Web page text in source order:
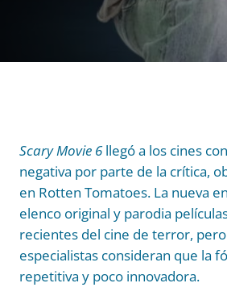
Scary Movie 6llegó a los cines
negativa por parte de la crítica,
en Rotten Tomatoes. La nueva
elenco original y parodia
recientes del cine de terror,
especialistas consideran que la
repetitiva y poco innovadora.